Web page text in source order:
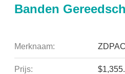
Banden
Merknaam:
Prijs: